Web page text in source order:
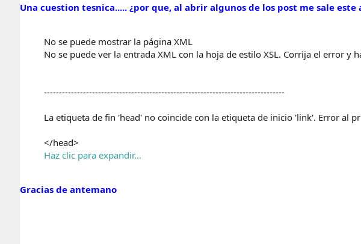
Una cuestion tesnica..... ¿por que, al abrir algunos de los post me sale este
No se puede mostrar la página XML
No se puede ver la entrada XML con la hoja de estilo XSL. Corrija el error
--------------------------------------------------------------------------------
La etiqueta de fin 'head' no coincide con la etiqueta de inicio 'link'. Error al
</head>
Haz clic para expandir...
Gracias de antemano